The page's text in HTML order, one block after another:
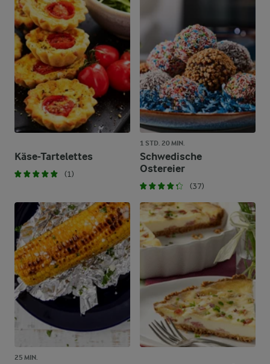
Käse-Tartelettes
(1)
1 STD. 20 MIN.
Schwedische
Ostereier
(37)
25 MIN.